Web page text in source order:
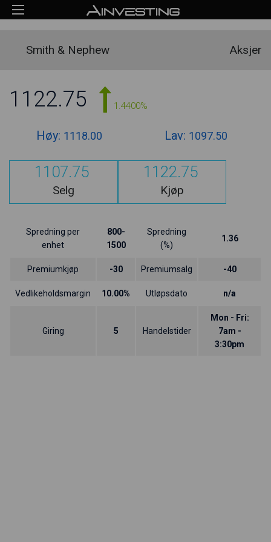
Smith & Nephew Aksjer
1122.75 1.4400%
Høy: 1118.00 Lav: 1097.50
1107.75
Selg
1122.75
Kjøp
Spredning per
enhet
800-
1500
Spredning
(%)
1.36
Premiumkjøp -30 Premiumsalg -40
Vedlikeholdsmargin 10.00% Utløpsdato n/a
Giring 5 Handelstider
Mon - Fri:
7am -
3:30pm